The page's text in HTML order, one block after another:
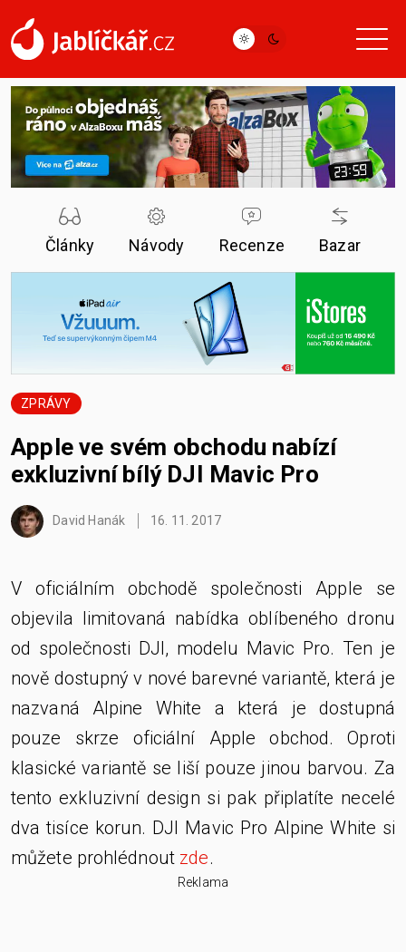
Články Návody Recenze Bazar
ZPRÁVY
Apple ve svém obchodu nabízí
exkluzivní bílý DJI Mavic Pro
David Hanák 16. 11. 2017
V oficiálním obchodě společnosti Apple se
objevila limitovaná nabídka oblíbeného dronu
od společnosti DJI, modelu Mavic Pro. Ten je
nově dostupný v nové barevné variantě, která je
nazvaná Alpine White a která je dostupná
pouze skrze oficiální Apple obchod. Oproti
klasické variantě se liší pouze jinou barvou. Za
tento exkluzivní design si pak připlatíte necelé
dva tisíce korun. DJI Mavic Pro Alpine White si
můžete prohlédnout zde.
Reklama